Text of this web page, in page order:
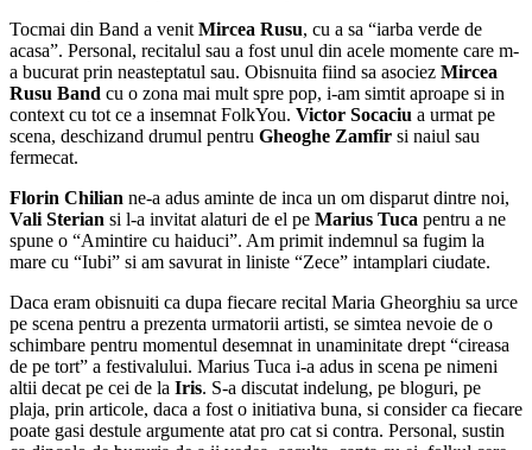
Tocmai din Band a venit Mircea Rusu, cu a sa “iarba verde de
acasa”. Personal, recitalul sau a fost unul din acele momente care m-
a bucurat prin neasteptatul sau. Obisnuita fiind sa asociez Mircea
Rusu Band cu o zona mai mult spre pop, i-am simtit aproape si in
context cu tot ce a insemnat FolkYou. Victor Socaciu a urmat pe
scena, deschizand drumul pentru Gheoghe Zamfir si naiul sau
fermecat.
Florin Chilian ne-a adus aminte de inca un om disparut dintre noi,
Vali Sterian si l-a invitat alaturi de el pe Marius Tuca pentru a ne
spune o “Amintire cu haiduci”. Am primit indemnul sa fugim la
mare cu “Iubi” si am savurat in liniste “Zece” intamplari ciudate.
Daca eram obisnuiti ca dupa fiecare recital Maria Gheorghiu sa urce
pe scena pentru a prezenta urmatorii artisti, se simtea nevoie de o
schimbare pentru momentul desemnat in unaminitate drept “cireasa
de pe tort” a festivalului. Marius Tuca i-a adus in scena pe nimeni
altii decat pe cei de la Iris. S-a discutat indelung, pe bloguri, pe
plaja, prin articole, daca a fost o initiativa buna, si consider ca fiecare
poate gasi destule argumente atat pro cat si contra. Personal, sustin